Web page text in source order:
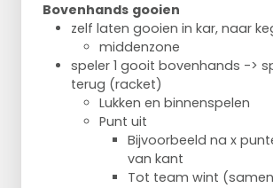
Bovenhands gooien
zelf laten gooien in kar, naar
middenzone
speler 1 gooit bovenhands ->
terug (racket)
Lukken en binnenspelen
Punt uit
Bijvoorbeeld na x
van kant
Tot team wint